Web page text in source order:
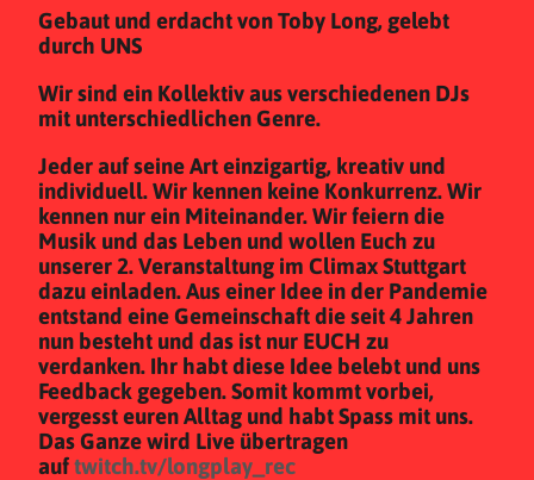
Gebaut und erdacht von Toby Long, gelebt
durch UNS
Wir sind ein Kollektiv aus verschiedenen DJs
mit unterschiedlichen Genre.
Jeder auf seine Art einzigartig, kreativ und
individuell. Wir kennen keine Konkurrenz. Wir
kennen nur ein Miteinander. Wir feiern die
Musik und das Leben und wollen Euch zu
unserer 2. Veranstaltung im Climax Stuttgart
dazu einladen. Aus einer Idee in der Pandemie
entstand eine Gemeinschaft die seit 4 Jahren
nun besteht und das ist nur EUCH zu
verdanken. Ihr habt diese Idee belebt und uns
Feedback gegeben. Somit kommt vorbei,
vergesst euren Alltag und habt Spass mit uns.
Das Ganze wird Live übertragen
auftwitch.tv/longplay_rec